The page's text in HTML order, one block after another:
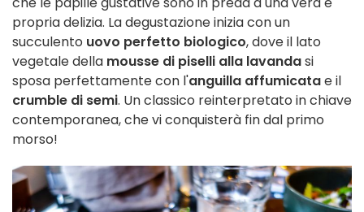
propria delizia. La degustazione inizia con un
succulento uovo perfetto biologico, dove il lato
vegetale della mousse di piselli alla lavandasi
sposa perfettamente con l'anguilla affumicatae il
crumble di semi. Un classico reinterpretato in chiave
contemporanea, che vi conquisterà fin dal primo
morso!